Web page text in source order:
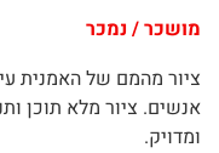
מושכר / נמכר
ציור מהמם של האמנית
אנשים. ציור מלא תוכן
ומדויק.